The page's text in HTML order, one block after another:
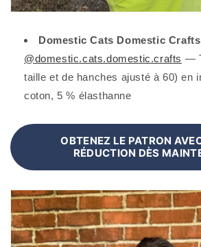
Domestic Cats Domestic Crafts
@domestic.cats.domestic.crafts —
taille et de hanches ajusté à 60) en
coton, 5 % élasthanne
OBTENEZ LE PATRON
RÉDUCTION DÈS